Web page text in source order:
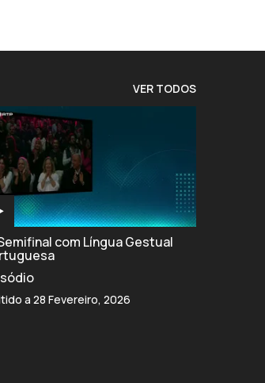
VER TODOS
com Língua Gestual
a 28 Fevereiro, 2026